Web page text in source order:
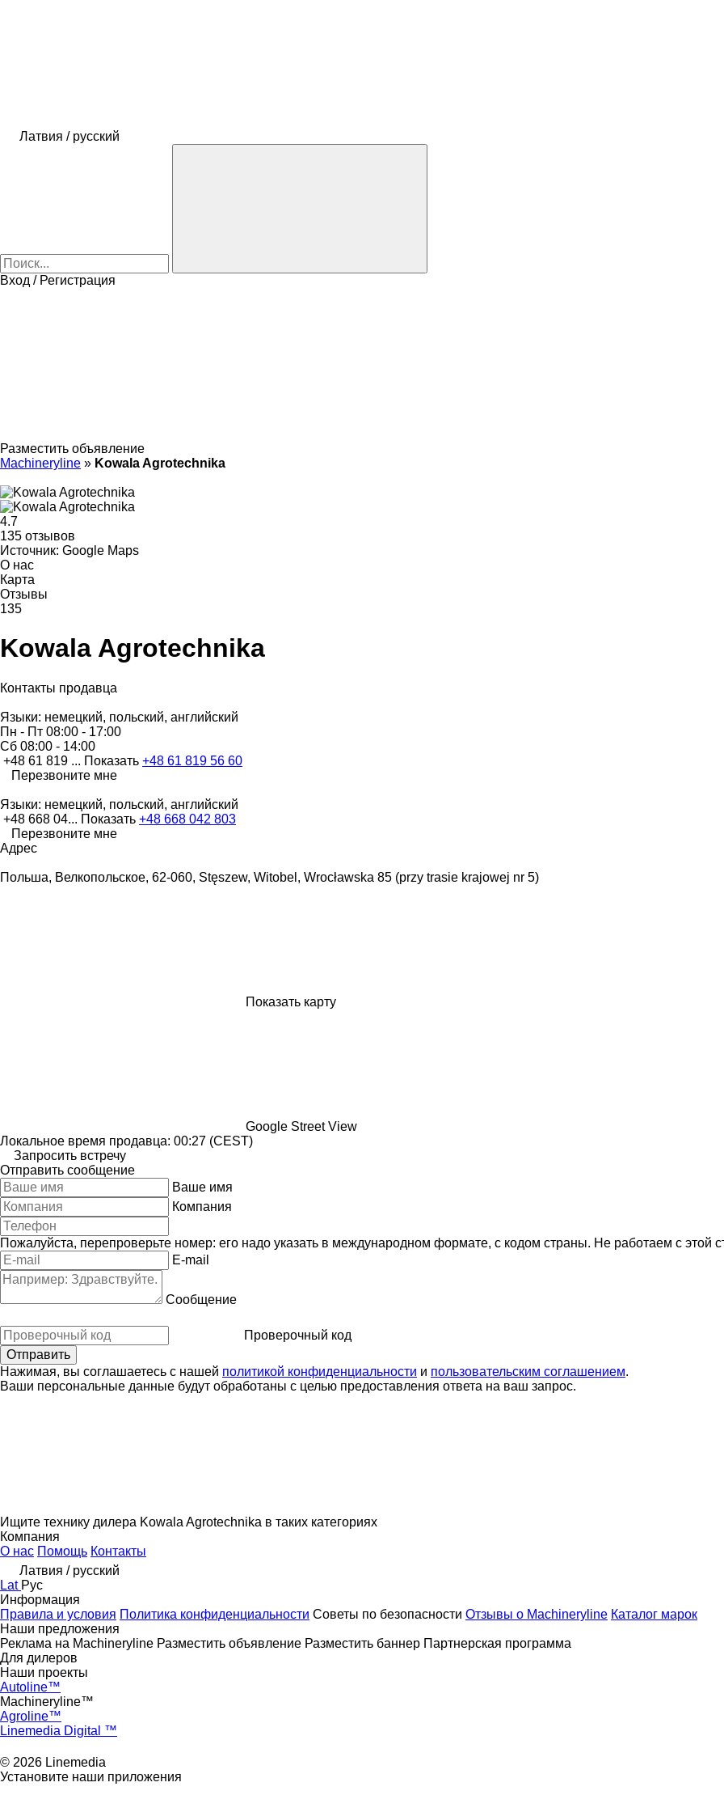
Латвия / русский
Вход / Регистрация
Разместить объявление
Machineryline » Kowala Agrotechnika
4.7
135 отзывов
Источник: Google Maps
О нас
Карта
Отзывы
135
Kowala Agrotechnika
Контакты продавца
Языки: немецкий, польский, английский
Пн - Пт 08:00 - 17:00
Сб 08:00 - 14:00
+48 61 819 ... Показать +48 61 819 56 60
Перезвоните мне
Языки: немецкий, польский, английский
+48 668 04... Показать +48 668 042 803
Перезвоните мне
Адрес
Польша, Велкопольское, 62-060, Stęszew, Witobel, Wrocławska 85 (przy trasie krajowej nr 5)
Показать карту
Google Street View
Локальное время продавца: 00:27 (CEST)
Запросить встречу
Отправить сообщение
Ваше имя
Компания
Пожалуйста, перепроверьте номер: его надо указать в международном формате, с кодом страны. Не работаем с этой
E-mail
Сообщение
Проверочный код
Нажимая, вы соглашаетесь с нашей политикой конфиденциальности и пользовательским соглашением.
Ваши персональные данные будут обработаны с целью предоставления ответа на ваш запрос.
Ищите технику дилера Kowala Agrotechnika в таких категориях
Компания
О нас Помощь Контакты
Латвия / русский
Lat Рус
Информация
Правила и условия Политика конфиденциальности Советы по безопасности Отзывы о Machineryline Каталог марок
Наши предложения
Реклама на Machineryline Разместить объявление Разместить баннер Партнерская программа
Для дилеров
Наши проекты
Autoline™
Machineryline™
Agroline™
Linemedia Digital ™
© 2026 Linemedia
Установите наши приложения